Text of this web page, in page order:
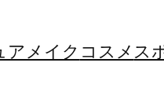
アメイク コスメ ス